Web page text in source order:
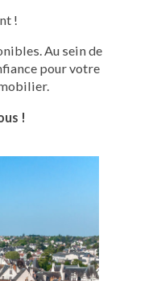
!
Au sein de
pour votre
!